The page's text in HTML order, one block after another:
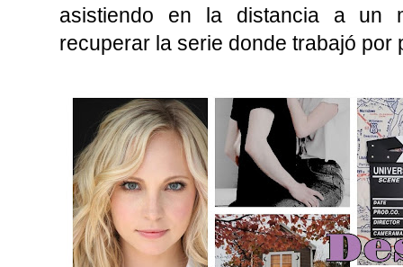
asistiendo en la distancia a un
recuperar la serie donde trabajó